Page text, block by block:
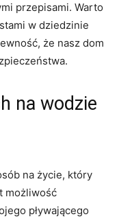
przepisami. Warto
w dziedzinie
że nasz dom
na wodzie
na życie, który
możliwość
⁣pływającego